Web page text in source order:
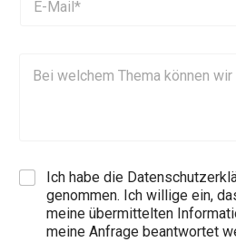
Ich habe die
genommen. Ich willige ein,
meine übermittelten
meine Anfrage beantwortet